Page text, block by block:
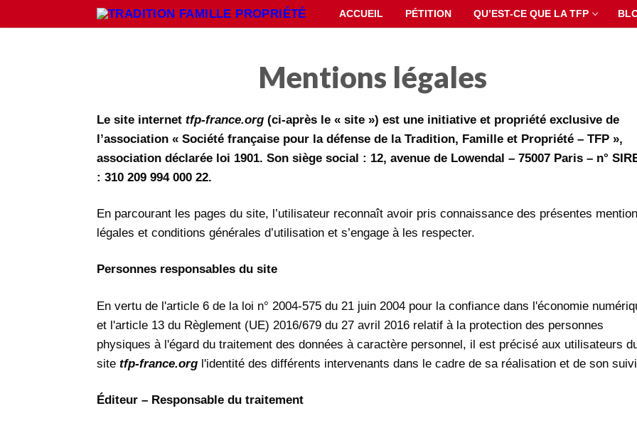
au
ACCUEIL PÉTITION QU’EST-CE QUE LA TFP
:
Accueil
Pétition
Qu’est-ce que la TFP
Action
Blog
Mentions légales
Le site internet tfp-france.org (ci-après le « site ») est une initiative et propriété exclusive de
l’association « Société française pour la défense de la Tradition, Famille et Propriété – TFP »,
association déclarée loi 1901. Son siège social : 12, avenue de Lowendal – 75007 Paris – n°
: 310 209 994 000 22.
En parcourant les pages du site, l’utilisateur reconnaît avoir pris connaissance des présentes
légales et conditions générales d’utilisation et s’engage à les respecter.
Personnes responsables du site
En vertu de l'article 6 de la loi n° 2004-575 du 21 juin 2004 pour la confiance dans l'économie
et l'article 13 du Règlement (UE) 2016/679 du 27 avril 2016 relatif à la protection des personnes
physiques à l'égard du traitement des données à caractère personnel, il est précisé aux utilisateurs
site tfp-france.org l'identité des différents intervenants dans le cadre de sa réalisation et de son
Éditeur – Responsable du traitement